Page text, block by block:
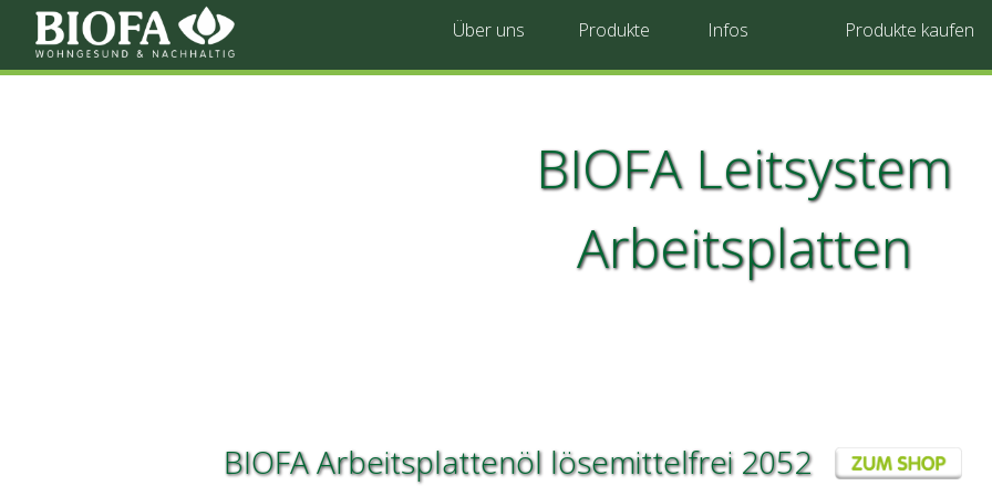
Über uns Produkte Infos Produkte kaufen
BIOFA Leitsystem
Arbeitsplatten
BIOFA Arbeitsplattenöl lösemittelfrei 2052